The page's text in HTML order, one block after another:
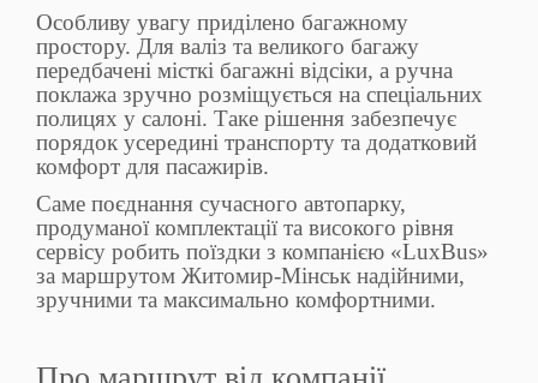
Особливу увагу приділено багажному
простору. Для валіз та великого багажу
передбачені місткі багажні відсіки, а ручна
поклажа зручно розміщується на спеціальних
полицях у салоні. Таке рішення забезпечує
порядок усередині транспорту та додатковий
комфорт для пасажирів.
Саме поєднання сучасного автопарку,
продуманої комплектації та високого рівня
сервісу робить поїздки з компанією «LuxBus»
за маршрутом Житомир-Мінськ надійними,
зручними та максимально комфортними.